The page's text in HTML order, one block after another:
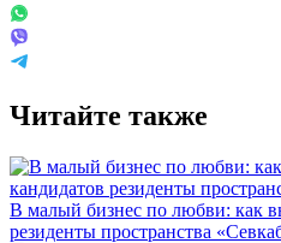
Читайте также
В малый бизнес по любви: как
резиденты пространства